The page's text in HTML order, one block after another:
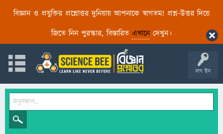
বিজ্ঞান ও প্রযুক্তির প্রশ্নোত্তর দুনিয়ায় আপনাকে স্বাগতম! প্রশ্ন-উত্তর দিয়ে
জিতে নিন পুরস্কার, বিস্তারিত এখানেদেখুন।
লগ ইন